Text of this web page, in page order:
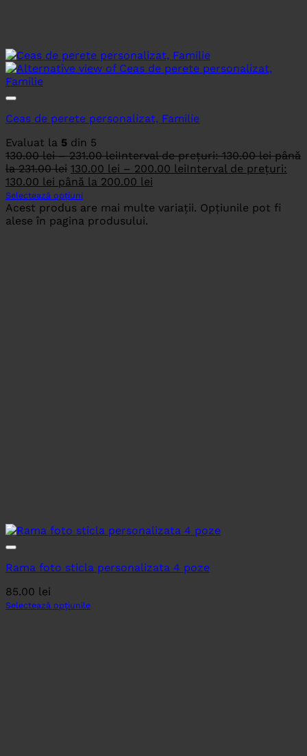
Ceas de perete personalizat, Familie
Evaluat la 5 din 5
130.00lei – 231.00leiInterval de prețuri: 130.00 lei până
la 231.00 lei 130.00 lei – 200.00 leiInterval de prețuri:
130.00 lei până la 200.00 lei
Selectează opțiuni
Acest produs are mai multe variații. Opțiunile pot fi
alese în pagina produsului.
Rama foto sticla personalizata 4 poze
85.00 lei
Selectează opțiunile